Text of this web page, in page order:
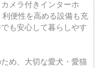
メラ付きインターホ
便性を高める設備も充
も安心して暮らしやす
め、大切な愛犬・愛猫